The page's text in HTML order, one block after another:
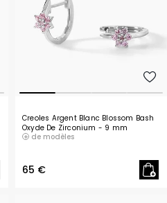
Creoles Argent Blanc Blossom Bash
Oxyde De Zirconium - 9 mm
de modèles
65 €